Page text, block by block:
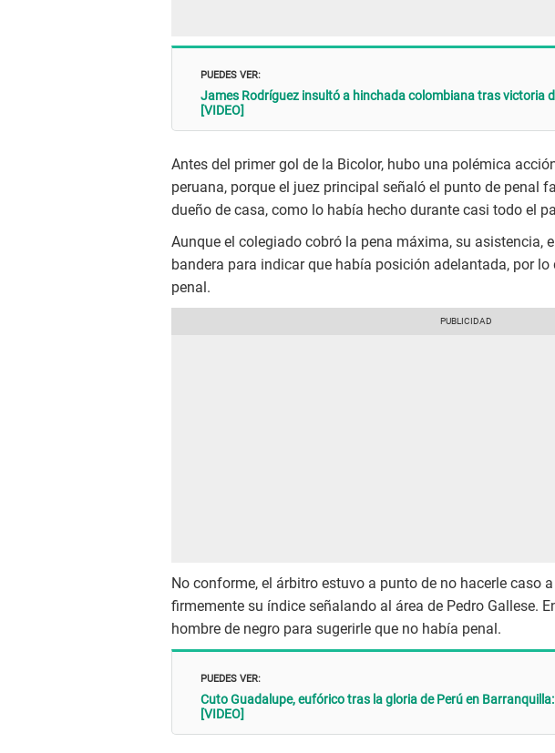
PUEDES VER:
James Rodríguez insultó a hinchada colombiana tras victoria
[VIDEO]
Antes del primer gol de la Bicolor, hubo una polémica
peruana, porque el juez principal señaló el punto de penal
dueño de casa, como lo había hecho durante casi todo el
Aunque el colegiado cobró la pena máxima, su asistencia,
bandera para indicar que había posición adelantada, por
penal.
No conforme, el árbitro estuvo a punto de no hacerle caso
firmemente su índice señalando al área de Pedro Gallese.
hombre de negro para sugerirle que no había penal.
PUEDES VER:
Cuto Guadalupe, eufórico tras la gloria de Perú en Barranquilla:
[VIDEO]